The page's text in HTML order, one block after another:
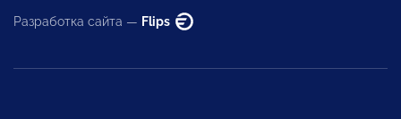
Разработка сайта — Flips